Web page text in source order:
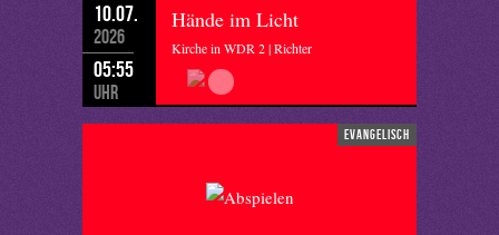
10.07.
2026
05:55
Uhr
Hände im Licht
Kirche in WDR 2 | Richter
evangelisch